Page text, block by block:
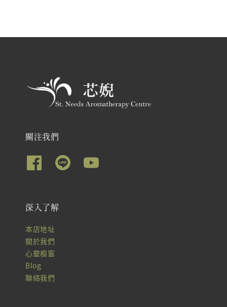
關注我們
深入了解
本店地址
關於我們
心靈櫥窗
Blog
聯絡我們